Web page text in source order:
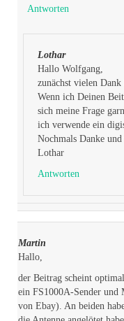
Antworten
Lothar
Hallo Wolfgang,
zunächst vielen
Wenn ich Deinen
sich meine Frage
ich verwende ein
Nochmals Danke
Lothar
Antworten
Martin
Hallo,
der Beitrag scheint
ein FS1000A-Sender
von Ebay). An beiden